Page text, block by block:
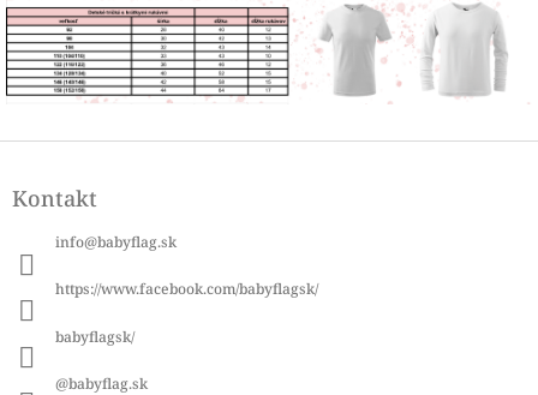
Z
pKontakt
info@babyflag.sk
https://www.facebook.com/babyflagsk/
babyflagsk/
@babyflag.sk